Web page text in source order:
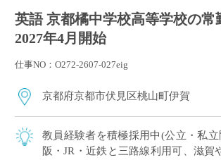
英語 京都橘中学校高等学校の常
2027年4月開始
仕事NO：O272-2607-027eig
京都府京都市伏見区桃山町伊賀
教員経験者を積極採用中(公立・私
阪・JR・近鉄と三路線利用可、滋賀